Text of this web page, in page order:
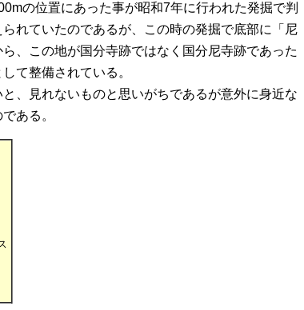
の位置にあった事が昭和7年に行われた発掘で判
れていたのであるが、この時の発掘で底部に「尼
、この地が国分寺跡ではなく国分尼寺跡であった
て整備されている。
、見れないものと思いがちであるが意外に身近な
ある。